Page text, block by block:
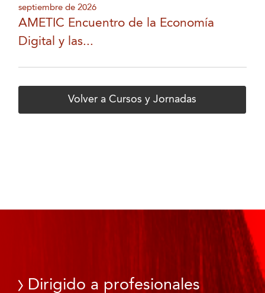
septiembre de 2026
AMETIC Encuentro de la Economía
Digital y las...
Volver a Cursos y Jornadas
Dirigido a profesionales